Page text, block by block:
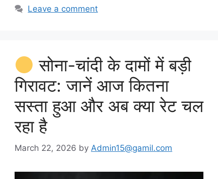
Leave a comment
सोना-चांदी के दामों में बड़ी
गिरावट: जानें आज कितना
सस्ता हुआ और अब क्या रेट चल
रहा है
March 22, 2026 by Admin15@gamil.com